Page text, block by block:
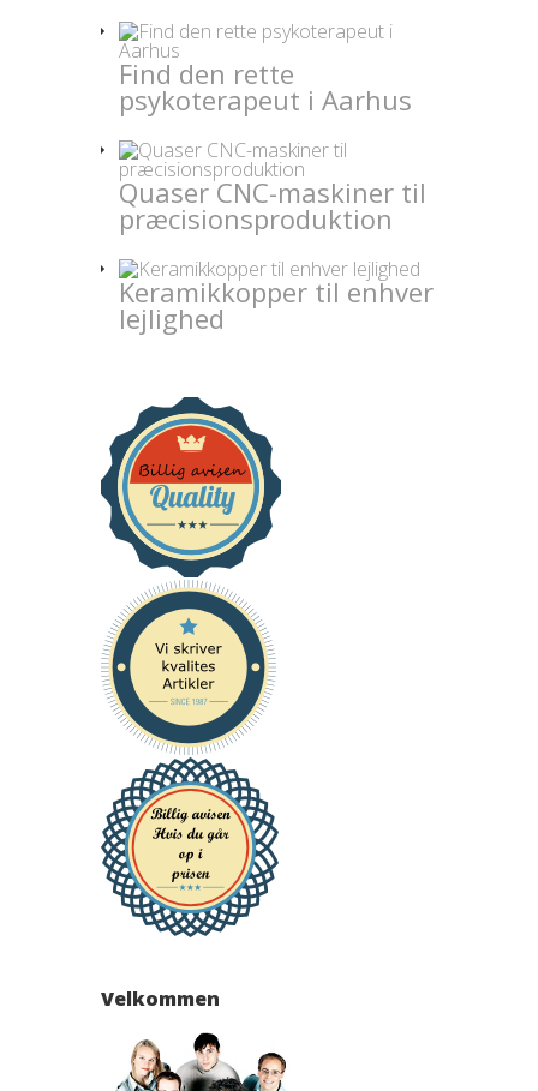
Find den rette
psykoterapeut i Aarhus
Quaser CNC-maskiner til
præcisionsproduktion
Keramikkopper til enhver
lejlighed
Velkommen